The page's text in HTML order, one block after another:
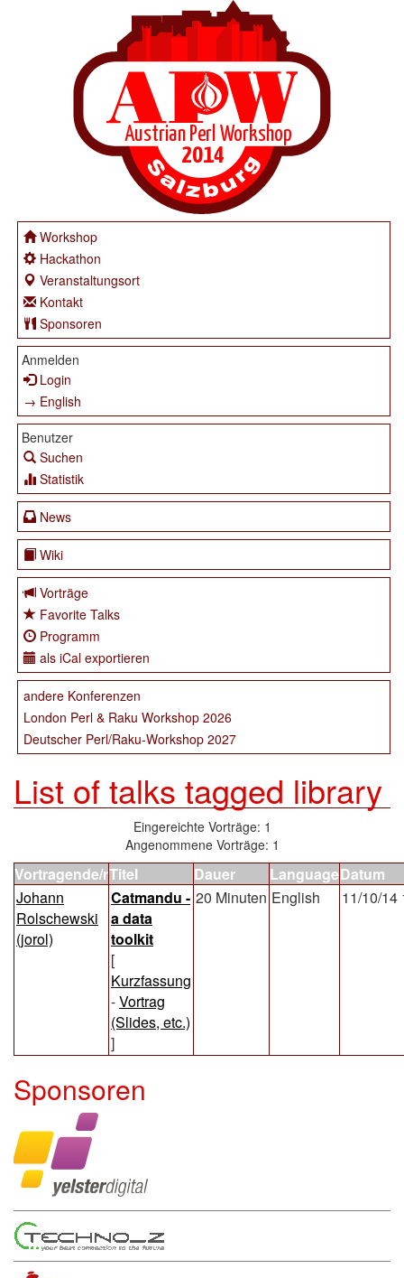
Workshop
Hackathon
Veranstaltungsort
Kontakt
Sponsoren
Anmelden
Login
→ English
Benutzer
Suchen
Statistik
News
Wiki
Vorträge
Favorite Talks
Programm
als iCal exportieren
andere Konferenzen
London Perl & Raku Workshop 2026
Deutscher Perl/Raku-Workshop 2027
List of talks tagged library
Eingereichte Vorträge: 1
Angenommene Vorträge: 1
Vortragende/rTitel Dauer LanguageDatum
Johann
Rolschewski
(‎jorol‎)
‎Catmandu -
a data
toolkit‎
[
Kurzfassung
-Vortrag
(Slides, etc.)
]
20 Minuten English 11/10/14
Sponsoren